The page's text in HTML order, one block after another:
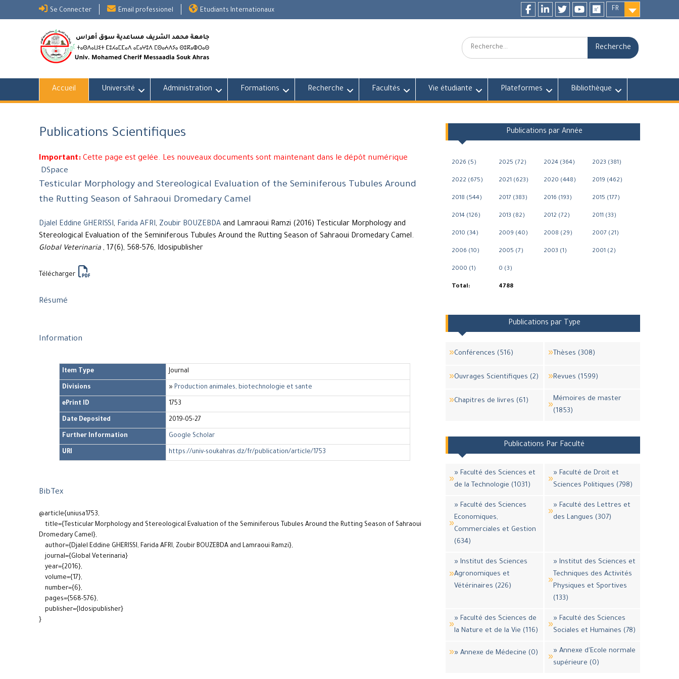
Se Connecter Email professionel Etudiants Internationaux
FR
Recherche:
Accueil Université Administration Formations Recherche Facultés Vie étudiante Plateformes Bibliothèque
Publications Scientifiques
Important: Cette page est gelée. Les nouveaux documents sont maintenant dans le dépôt numérique
DSpace
Testicular Morphology and Stereological Evaluation of the Seminiferous Tubules Around
the Rutting Season of Sahraoui Dromedary Camel
Djalel Eddine GHERISSI, Farida AFRI, Zoubir BOUZEBDA and Lamraoui Ramzi (2016) Testicular Morphology and
Stereological Evaluation of the Seminiferous Tubules Around the Rutting Season of Sahraoui Dromedary Camel.
Global Veterinaria , 17(6), 568-576, Idosipublisher
Télécharger
Résumé
Information
Item Type Journal
Divisions » Production animales, biotechnologie et sante
ePrint ID 1753
Date Deposited 2019-05-27
Further Information Google Scholar
URI https://univ-soukahras.dz/fr/publication/article/1753
BibTex
@article{uniusa1753,
title={Testicular Morphology and Stereological Evaluation of the Seminiferous Tubules Around the Rutting Season of Sahraoui
Dromedary Camel},
author={Djalel Eddine GHERISSI, Farida AFRI, Zoubir BOUZEBDA and Lamraoui Ramzi},
journal={Global Veterinaria}
year={2016},
volume={17},
number={6},
pages={568-576},
publisher={Idosipublisher}
}
Publications par Année
2026 (5) 2025 (72) 2024 (364) 2023 (381)
2022 (675) 2021 (623) 2020 (448) 2019 (462)
2018 (544) 2017 (383) 2016 (193) 2015 (177)
2014 (126) 2013 (82) 2012 (72) 2011 (33)
2010 (34) 2009 (40) 2008 (29) 2007 (21)
2006 (10) 2005 (7) 2003 (1) 2001 (2)
2000 (1) 0 (3)
Total: 4788
Publications par Type
Conférences (516) Thèses (308)
Ouvrages Scientifiques (2) Revues (1599)
Chapitres de livres (61)
Mémoires de master
(1853)
Publications Par Faculté
» Faculté des Sciences et
de la Technologie (1031)
» Faculté de Droit et
Sciences Politiques (798)
» Faculté des Sciences
Economiques,
Commerciales et Gestion
(634)
» Faculté des Lettres et
des Langues (307)
» Institut des Sciences
Agronomiques et
Vétérinaires (226)
» Institut des Sciences et
Techniques des Activités
Physiques et Sportives
(133)
» Faculté des Sciences de
la Nature et de la Vie (116)
» Faculté des Sciences
Sociales et Humaines (78)
» Annexe de Médecine (0)
» Annexe d'Ecole normale
supérieure (0)